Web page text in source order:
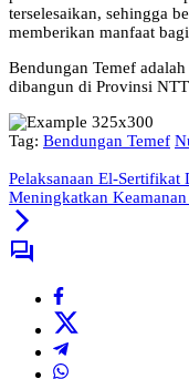
terselesaikan, sehingga
memberikan manfaat
Bendungan Temef
dibangun di Provinsi
Tag: Bendungan Temef
Pelaksanaan El-
Meningkatkan